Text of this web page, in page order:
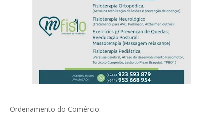
Ordenamento do Comércio: